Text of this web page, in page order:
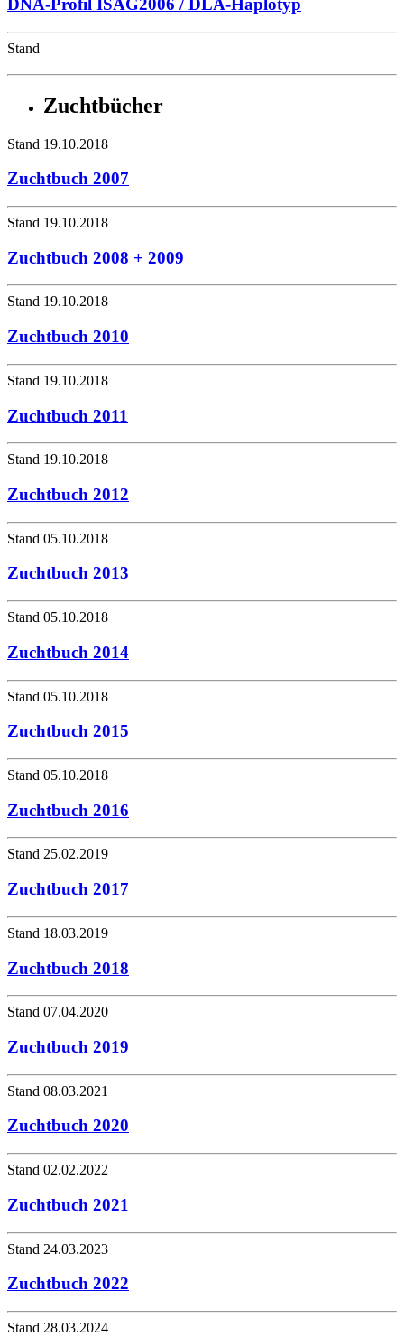
DNA-Profil ISAG2006 / DLA-Haplotyp
Stand
Zuchtbücher
Stand 19.10.2018
Zuchtbuch 2007
Stand 19.10.2018
Zuchtbuch 2008 + 2009
Stand 19.10.2018
Zuchtbuch 2010
Stand 19.10.2018
Zuchtbuch 2011
Stand 19.10.2018
Zuchtbuch 2012
Stand 05.10.2018
Zuchtbuch 2013
Stand 05.10.2018
Zuchtbuch 2014
Stand 05.10.2018
Zuchtbuch 2015
Stand 05.10.2018
Zuchtbuch 2016
Stand 25.02.2019
Zuchtbuch 2017
Stand 18.03.2019
Zuchtbuch 2018
Stand 07.04.2020
Zuchtbuch 2019
Stand 08.03.2021
Zuchtbuch 2020
Stand 02.02.2022
Zuchtbuch 2021
Stand 24.03.2023
Zuchtbuch 2022
Stand 28.03.2024